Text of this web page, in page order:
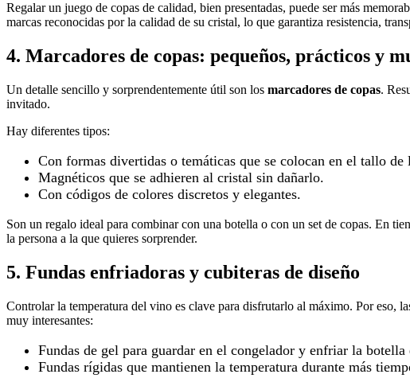
Regalar un juego de copas de calidad, bien presentadas, puede ser más
marcas reconocidas por la calidad de su cristal, lo que garantiza resistencia,
4. Marcadores de copas: pequeños, prácticos y
Un detalle sencillo y sorprendentemente útil son los marcadores de copas.
invitado.
Hay diferentes tipos:
Con formas divertidas o temáticas que se colocan en el tallo de
Magnéticos que se adhieren al cristal sin dañarlo.
Con códigos de colores discretos y elegantes.
Son un regalo ideal para combinar con una botella o con un set de copas. En
la persona a la que quieres sorprender.
5. Fundas enfriadoras y cubiteras de diseño
Controlar la temperatura del vino es clave para disfrutarlo al máximo. Por eso,
muy interesantes:
Fundas de gel para guardar en el congelador y enfriar la botella
Fundas rígidas que mantienen la temperatura durante más